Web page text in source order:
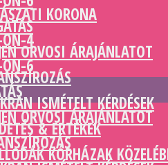
ORVOSI ÁRAJÁNLATOT
ISMÉTELT KÉRDÉSEK
& ERTÉKEK
KÓRHÁZAK
KORONA
4
6
ORVOSI ÁRAJÁNLATOT